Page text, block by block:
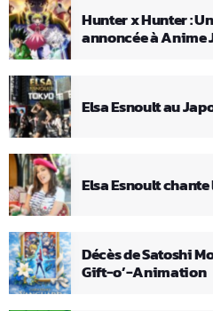
Hunter x Hunter :
annoncée à Anime
Elsa Esnoult au
Elsa Esnoult chante
Décès de Satoshi
Gift-o’-Animation